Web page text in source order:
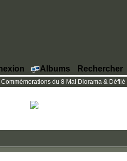
Albums Rechercher
Commémorations du 8 Mai Diorama &